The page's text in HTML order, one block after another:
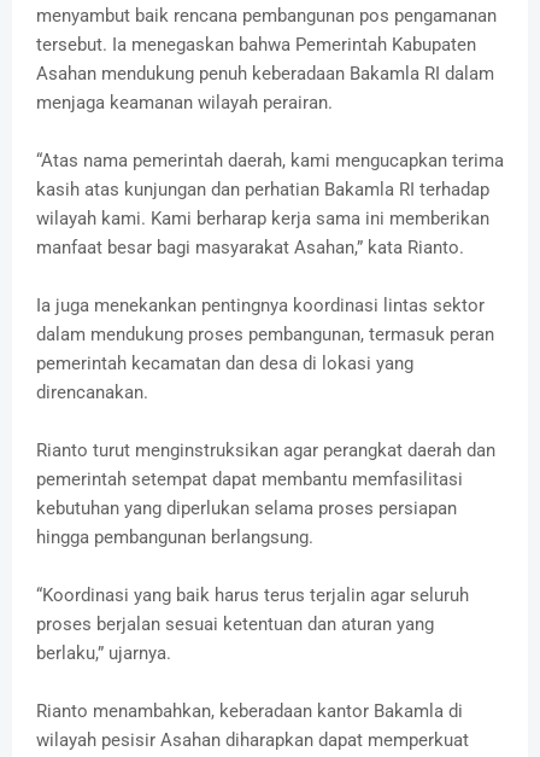
menyambut baik rencana pembangunan pos pengamanan
tersebut. Ia menegaskan bahwa Pemerintah Kabupaten
Asahan mendukung penuh keberadaan Bakamla RI dalam
menjaga keamanan wilayah perairan.
“Atas nama pemerintah daerah, kami mengucapkan terima
kasih atas kunjungan dan perhatian Bakamla RI terhadap
wilayah kami. Kami berharap kerja sama ini memberikan
manfaat besar bagi masyarakat Asahan,” kata Rianto.
Ia juga menekankan pentingnya koordinasi lintas sektor
dalam mendukung proses pembangunan, termasuk peran
pemerintah kecamatan dan desa di lokasi yang
direncanakan.
Rianto turut menginstruksikan agar perangkat daerah dan
pemerintah setempat dapat membantu memfasilitasi
kebutuhan yang diperlukan selama proses persiapan
hingga pembangunan berlangsung.
“Koordinasi yang baik harus terus terjalin agar seluruh
proses berjalan sesuai ketentuan dan aturan yang
berlaku,” ujarnya.
Rianto menambahkan, keberadaan kantor Bakamla di
wilayah pesisir Asahan diharapkan dapat memperkuat